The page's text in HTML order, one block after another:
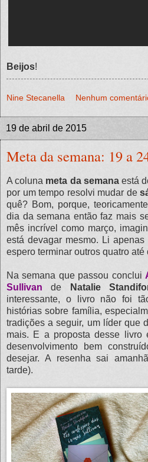
Beijos!
Nine Stecanella Nenhum
19 de abril de 2015
Meta da semana: 19 a
A coluna meta da semanaestá
por um tempo resolvi mudar de
quê? Bom, porque,
dia da semana então faz mais
mês incrível como março,
está devagar mesmo. Li
espero terminar outros quatro até
Na semana que passou conclui
Sullivan de Natalie
interessante, o livro não foi
histórias sobre família,
tradições a seguir, um líder que
mais. E a proposta desse
desenvolvimento bem
desejar. A resenha sai
tarde).